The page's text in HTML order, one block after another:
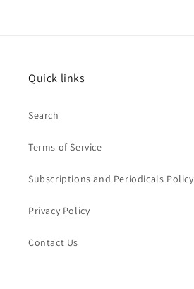
Quick links
Search
Terms of Service
Subscriptions and Periodicals Policy
Privacy Policy
Contact Us